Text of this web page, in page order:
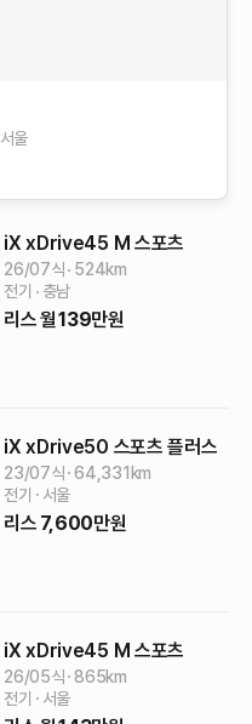
서울
iX xDrive45 M 스포츠
26/07식 524km
전기
충남
리스월139만원
iX xDrive50 스포츠 플러스
23/07식 64,331 km
전기
서울
리스 7,600만원
iX xDrive45 M 스포츠
26/05식 865km
전기
서울